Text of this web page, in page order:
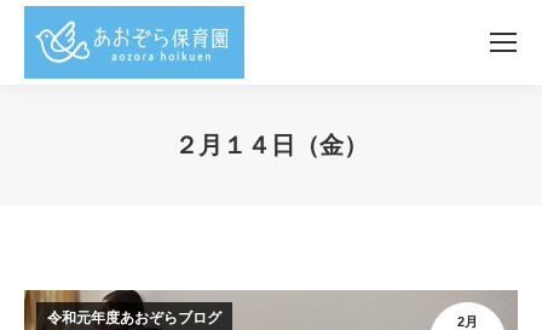
２月１４日（金）
2月
令和元年度あおぞらブログ